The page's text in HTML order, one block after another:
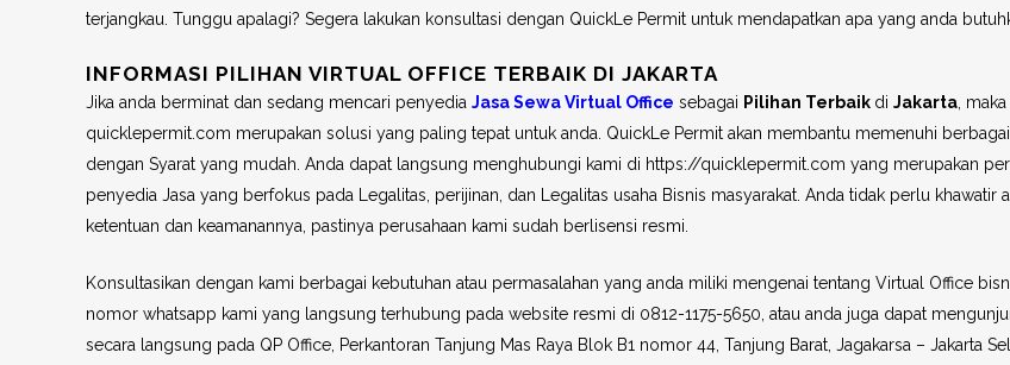
terjangkau. Tunggu apalagi? Segera lakukan konsultasi dengan QuickLe Permit untuk mendapatkan apa yang anda
INFORMASI PILIHAN VIRTUAL OFFICE TERBAIK DI JAKARTA
Jika anda berminat dan sedang mencari penyedia Jasa Sewa Virtual Office sebagai Pilihan Terbaik di Jakarta, maka
quicklepermit.com merupakan solusi yang paling tepat untuk anda. QuickLe Permit akan membantu memenuhi
dengan Syarat yang mudah. Anda dapat langsung menghubungi kami di https://quicklepermit.com yang merupakan
penyedia Jasa yang berfokus pada Legalitas, perijinan, dan Legalitas usaha Bisnis masyarakat. Anda tidak perlu khawatir
ketentuan dan keamanannya, pastinya perusahaan kami sudah berlisensi resmi.
Konsultasikan dengan kami berbagai kebutuhan atau permasalahan yang anda miliki mengenai tentang Virtual Office
nomor whatsapp kami yang langsung terhubung pada website resmi di 0812-1175-5650, atau anda juga dapat
secara langsung pada QP Office, Perkantoran Tanjung Mas Raya Blok B1 nomor 44, Tanjung Barat, Jagakarsa – Jakarta